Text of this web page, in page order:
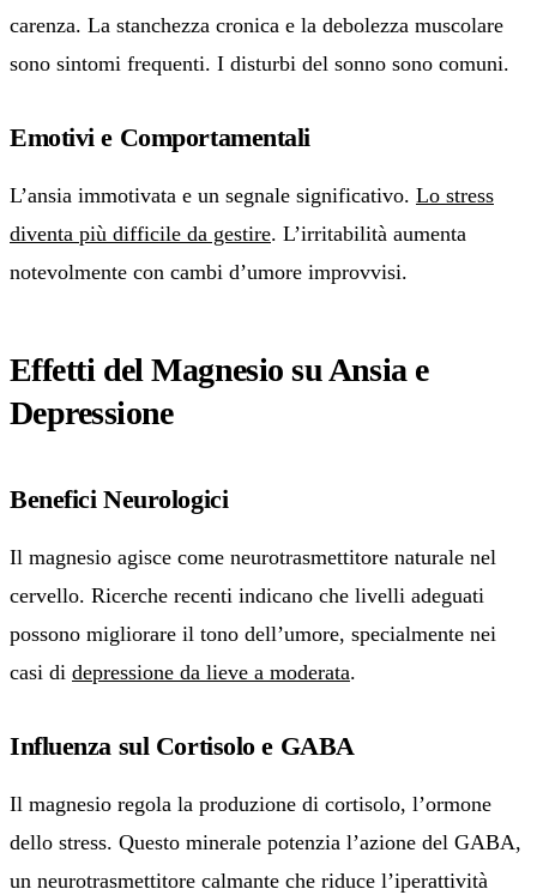
carenza. La stanchezza cronica e la debolezza muscolare
sono sintomi frequenti. I disturbi del sonno sono comuni.
Emotivi e Comportamentali
L’ansia immotivata e un segnale significativo. Lo stress
diventa più difficile da gestire. L’irritabilità aumenta
notevolmente con cambi d’umore improvvisi.
Effetti del Magnesio su Ansia e
Depressione
Benefici Neurologici
Il magnesio agisce come neurotrasmettitore naturale nel
cervello. Ricerche recenti indicano che livelli adeguati
possono migliorare il tono dell’umore, specialmente nei
casi di depressione da lieve a moderata.
Influenza sul Cortisolo e GABA
Il magnesio regola la produzione di cortisolo, l’ormone
dello stress. Questo minerale potenzia l’azione del GABA,
un neurotrasmettitore calmante che riduce l’iperattività